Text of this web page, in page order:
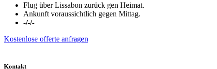
Flug über Lissabon zurück gen Heimat.
Ankunft voraussichtlich gegen Mittag.
-/-/-
Kostenlose offerte anfragen
Kontakt